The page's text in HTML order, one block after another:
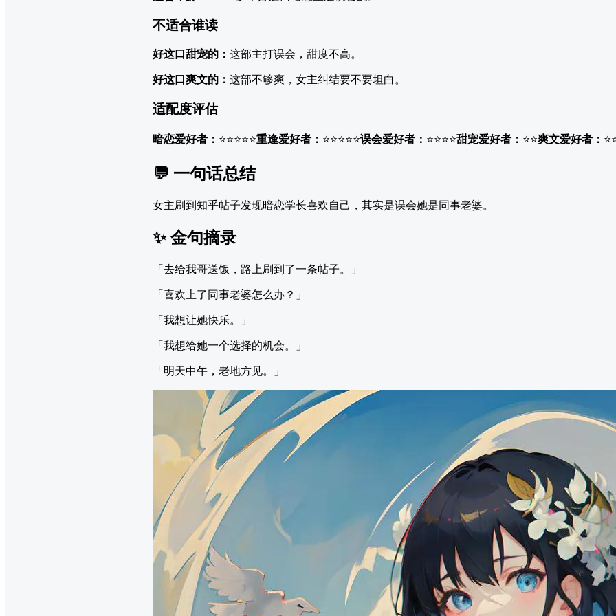
不适合谁读
好这口甜宠的： 这部主打误会，甜度不高。
好这口爽文的： 这部不够爽，女主纠结要不要坦白。
适配度评估
暗恋爱好者： ⭐⭐⭐⭐⭐重逢爱好者： ⭐⭐⭐⭐⭐误会爱好者： ⭐⭐⭐⭐甜宠爱好者： ⭐⭐爽文爱好者：
💬 一句话总结
女主刷到知乎帖子发现暗恋学长喜欢自己，其实是误会她是同事老婆。
✨ 金句摘录
「去给我哥送饭，路上刷到了一条帖子。」
「喜欢上了同事老婆怎么办？」
「我想让她快乐。」
「我想给她一个选择的机会。」
「明天中午，老地方见。」